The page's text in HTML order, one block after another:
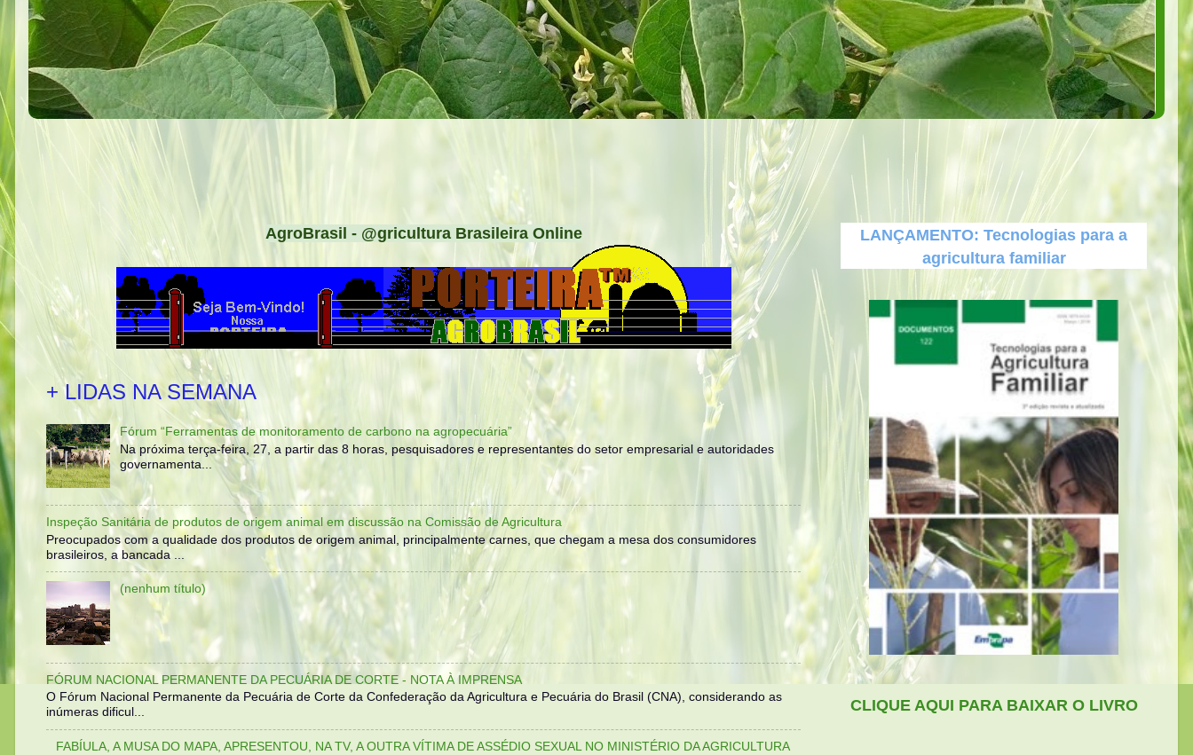
AgroBrasil - @gricultura Brasileira Online
+ LIDAS NA SEMANA
Fórum “Ferramentas de monitoramento de carbono na agropecuária”
Na próxima terça-feira, 27, a partir das 8 horas, pesquisadores e representantes do setor empresarial e autoridades
governamenta...
Inspeção Sanitária de produtos de origem animal em discussão na Comissão de Agricultura
Preocupados com a qualidade dos produtos de origem animal, principalmente carnes, que chegam a mesa dos consumidores
brasileiros, a bancada ...
(nenhum título)
FÓRUM NACIONAL PERMANENTE DA PECUÁRIA DE CORTE - NOTA À IMPRENSA
O Fórum Nacional Permanente da Pecuária de Corte da Confederação da Agricultura e Pecuária do Brasil (CNA), considerando as
inúmeras dificul...
FABÍULA, A MUSA DO MAPA, APRESENTOU, NA TV, A OUTRA VÍTIMA DE ASSÉDIO SEXUAL NO MINISTÉRIO DA AGRICULTURA
LANÇAMENTO: Tecnologias para a
agricultura familiar
CLIQUE AQUI PARA BAIXAR O LIVRO